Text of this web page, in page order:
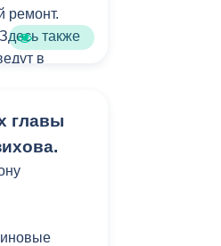
ремонт.
также
в
главы